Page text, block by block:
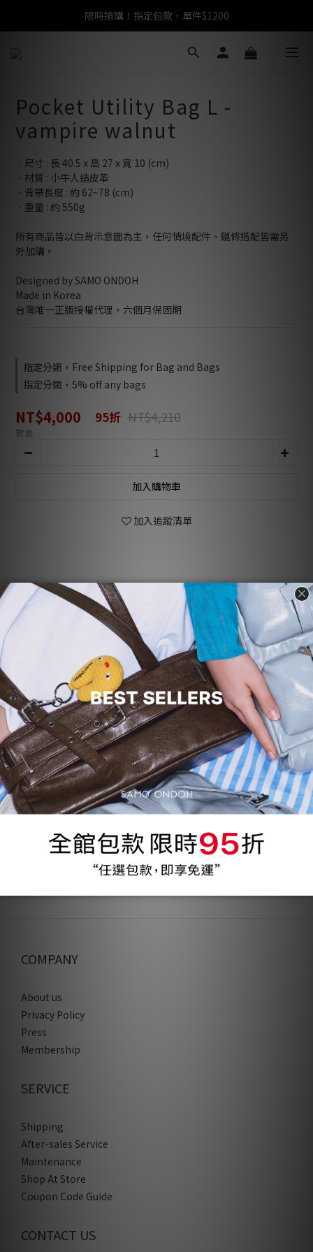
任選包款，即享免運
限時搶購！指定包款，單件$1200
任選包款，即享免運
Pocket Utility Bag L -
vampire walnut
ㆍ尺寸 : 長 40.5 x 高 27 x 寬 10 (cm)
ㆍ材質 : 小牛人造皮革
ㆍ背帶長度 : 約 62~78 (cm)
ㆍ重量 : 約 550g
所有商品皆以白背示意圖為主，任何情境配件、鏈條搭配皆需另
外加購。
Designed by SAMO ONDOH
Made in Korea
台灣唯一正版授權代理，六個月保固期
指定分類，Free Shipping for Bag and Bags
指定分類，5% off any bags
NT$4,000 95折 NT$4,210
數量
加入購物車
加入追蹤清單
商品描述 顧客評價
COMPANY
About us
Privacy Policy
Press
Membership
SERVICE
Shipping
After-sales Service
Maintenance
Shop At Store
Coupon Code Guide
CONTACT US